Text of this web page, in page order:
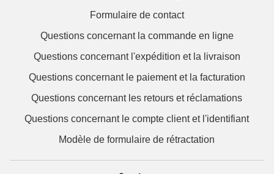
Formulaire de contact
Questions concernant la commande en ligne
Questions concernant l'expédition et la livraison
Questions concernant le paiement et la facturation
Questions concernant les retours et réclamations
Questions concernant le compte client et l'identifiant
Modèle de formulaire de rétractation